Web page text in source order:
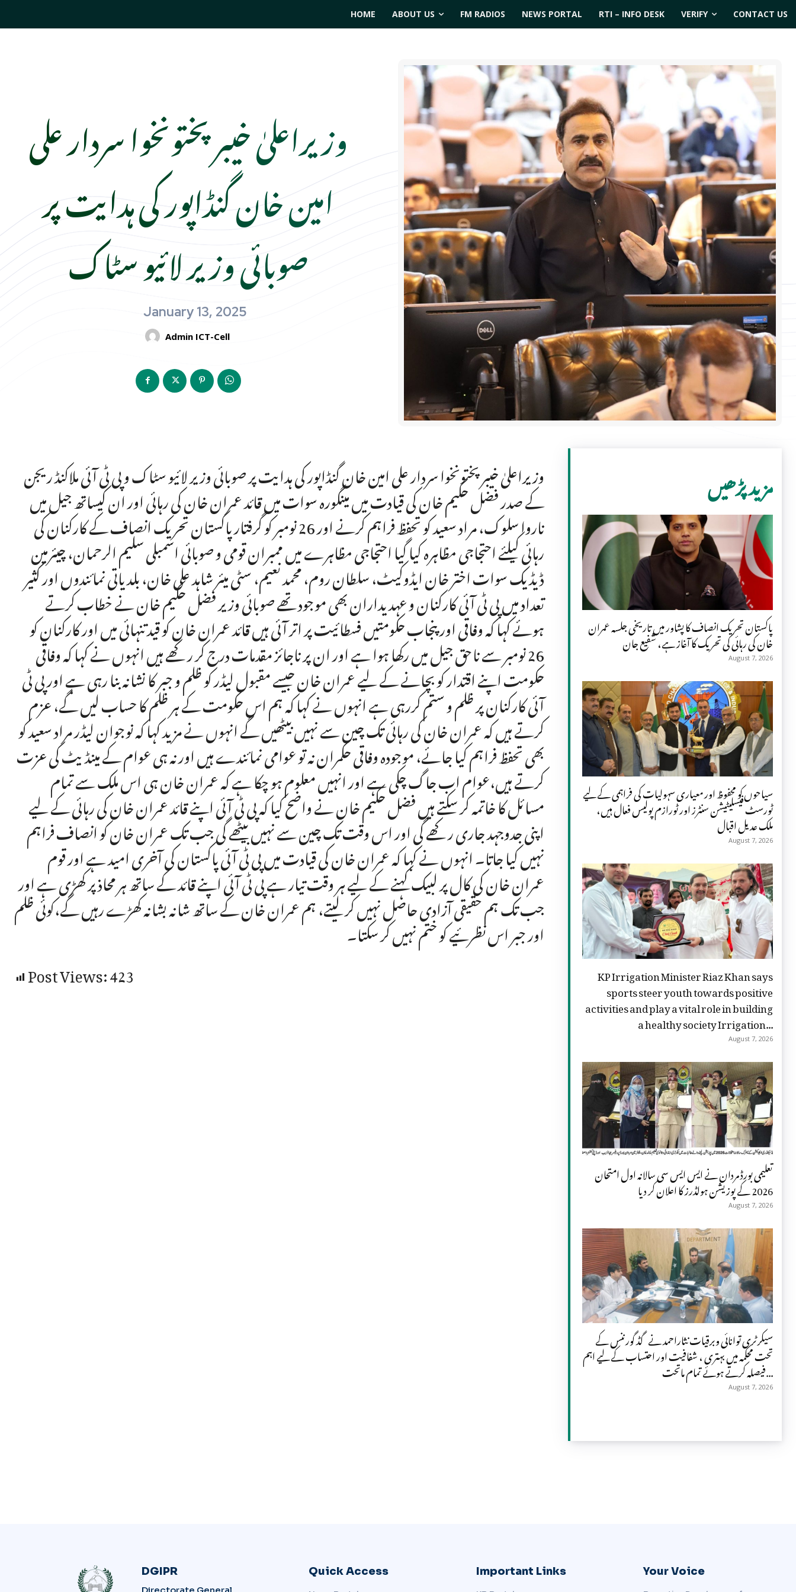
HOME ABOUT US FM RADIOS NEWS PORTAL RTI – INFO DESK VERIFY CONTACT US
وزیراعلیٰ خیبرپختونخوا سردار علی
امین خان گنڈاپور کی ہدایت پر
صوبائی وزیر لائیو سٹاک
January 13, 2025
Admin ICT-Cell
وزیراعلیٰ خیبرپختونخوا سردار علی امین خان گنڈاپور کی ہدایت پر صوبائی وزیر لائیو سٹاک و پی ٹی آئی ملاکنڈ ریجن
کے صدر فضل حکیم خان کی قیادت میں مینگورہ سوات میں قائد عمران خان کی رہائی اور ان کیساتھ جیل میں
ناروا سلوک، مراد سعید کو تحفظ فراہم کرنے اور 26 نومبر کو گرفتار پاکستان تحریک انصاف کے کارکنان کی
رہائی کیلئے احتجاجی مظاہرہ کیا گیا احتجاجی مظاہرے میں ممبران قومی و صوبائی اسمبلی سلیم الرحمان، چیئرمین
ڈیڈیک سوات اختر خان ایڈوکیٹ، سلطان روم، محمد نعیم، سٹی میئر شاہد علی خان، بلدیاتی نمائندوں اور کثیر
تعداد میں پی ٹی آئی کارکنان و عہدیداران بھی موجود تھے صوبائی وزیر فضل حکیم خان نے خطاب کرتے
ہوئے کہا کہ وفاقی اور پنجاب حکومتیں فسطائیت پر اتر آئی ہیں قائد عمران خان کو قید تنہائی میں اور کارکنان کو
26 نومبر سے ناحق جیل میں رکھا ہوا ہے اور ان پر ناجائز مقدمات درج کر رکھے ہیں انہوں نے کہا کہ وفاقی
حکومت اپنے اقتدار کو بچانے کے لیے عمران خان جیسے مقبول لیڈر کو ظلم و جبر کا نشانہ بنا رہی ہے اور پی ٹی
آئی کارکنان پر ظلم و ستم کررہی ہے انہوں نے کہا کہ ہم اس حکومت کے ہر ظلم کا حساب لیں گے، عزم
کرتے ہیں کہ عمران خان کی رہائی تک چین سے نہیں بیٹھیں گے انہوں نے مزید کہا کہ نوجوان لیڈر مراد سعید کو
بھی تحفظ فراہم کیا جائے، موجودہ وفاقی حکمران نہ تو عوامی نمائندے ہیں اور نہ ہی عوام کے مینڈیٹ کی عزت
کرتے ہیں،عوام اب جاگ چکی ہے اور انہیں معلوم ہو چکا ہے کہ عمران خان ہی اس ملک سے تمام
مسائل کا خاتمہ کر سکتے ہیں فضل حکیم خان نے واضح کیا کہ پی ٹی آئی اپنے قائد عمران خان کی رہائی کے لیے
اپنی جدوجہد جاری رکھے گی اور اس وقت تک چین سے نہیں بیٹھے گی جب تک عمران خان کو انصاف فراہم
نہیں کیا جاتا۔ انہوں نے کہا کہ عمران خان کی قیادت میں پی ٹی آئی پاکستان کی آخری امید ہے اور قوم
عمران خان کی کال پر لبیک کہنے کے لیے ہر وقت تیار ہے پی ٹی آئی اپنے قائد کے ساتھ ہر محاذ پر کھڑی ہے اور
جب تک ہم حقیقی آزادی حاصل نہیں کر لیتے، ہم عمران خان کے ساتھ شانہ بشانہ کھڑے رہیں گے،کوئی ظلم
اور جبر اس نظرئیے کو ختم نہیں کر سکتا۔
Post Views:423
مزید پڑھیں
پاکستان تحریک انصاف کا پشاور میں تاریخی جلسہ عمران
خان کی رہائی کی تحریک کا آغاز ہے، شفیع جان
August 7, 2026
سیاحوں کو محفوظ اور معیاری سہولیات کی فراہمی کے لیے
ٹورسٹ فیسلیٹیشن سنٹرز اور ٹورازم پولیس فعال ہیں،
ملک عدیل اقبال
August 7, 2026
KP Irrigation Minister Riaz Khan says
sports steer youth towards positive
activities and play a vital role in building
a healthy society Irrigation...
August 7, 2026
تعلیمی بورڈ مردان نے ایس ایس سی سالانہ اول امتحان
2026 کے پوزیشن ہولڈرز کا اعلان کر دیا
August 7, 2026
سیکرٹری توانائی وبرقیات نثاراحمد نے گڈ گورننس کے
تحت محکمہ میں بہتری ، شفافیت اور احتساب کے لیے اہم
فیصلہ کرتے ہوئے تمام ماتحت...
August 7, 2026
DGIPR Quick Access Important Links Your Voice